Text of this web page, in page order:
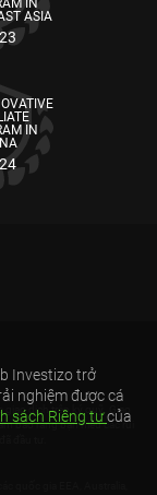
IN
ASIA
IN
dịch trên ký quỹ. Giao
bảo rằng bạn hiểu các rủi
quốc gia EEA, Australia,
Investizo trở
nghiệm được cá
sách Riêng tưcủa